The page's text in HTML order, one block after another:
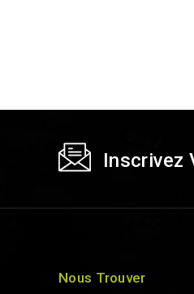
Inscrivez
Nous Trouver